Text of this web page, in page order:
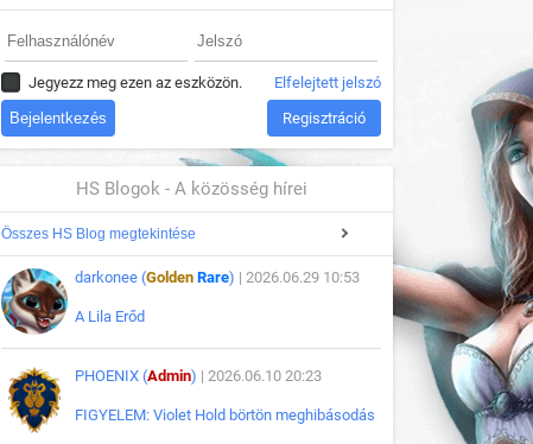
Jegyezz meg ezen az eszközön. Elfelejtett jelszó
Regisztráció
HS Blogok - A közösség hírei
Összes HS Blog megtekintése
darkonee (Golden Rare) | 2026.06.29 10:53
A Lila Erőd
PHOENIX (Admin) | 2026.06.10 20:23
FIGYELEM: Violet Hold börtön meghibásodás